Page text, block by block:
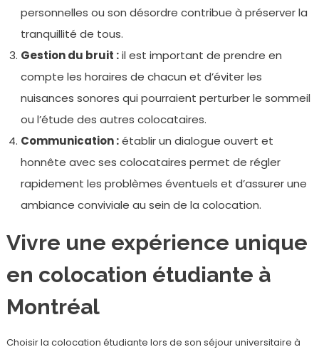
personnelles ou son désordre contribue à préserver la
tranquillité de tous.
Gestion du bruit :il est important de prendre en
compte les horaires de chacun et d’éviter les
nuisances sonores qui pourraient perturber le sommeil
ou l’étude des autres colocataires.
Communication :établir un dialogue ouvert et
honnête avec ses colocataires permet de régler
rapidement les problèmes éventuels et d’assurer une
ambiance conviviale au sein de la colocation.
Vivre une expérience unique
en colocation étudiante à
Montréal
Choisir la colocation étudiante lors de son séjour universitaire à